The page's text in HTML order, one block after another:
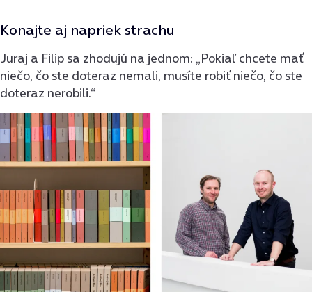
Konajte aj napriek strachu
Juraj a Filip sa zhodujú na jednom: „Pokiaľ chcete mať
niečo, čo ste doteraz nemali, musíte robiť niečo, čo ste
doteraz nerobili.“